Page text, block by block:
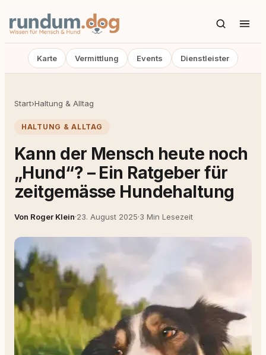
Karte Vermittlung Events Dienstleister
Start›Haltung & Alltag
HALTUNG & ALLTAG
Kann der Mensch heute noch
„Hund“? – Ein Ratgeber für
zeitgemässe Hundehaltung
Von Roger Klein·23. August 2025·3 Min Lesezeit